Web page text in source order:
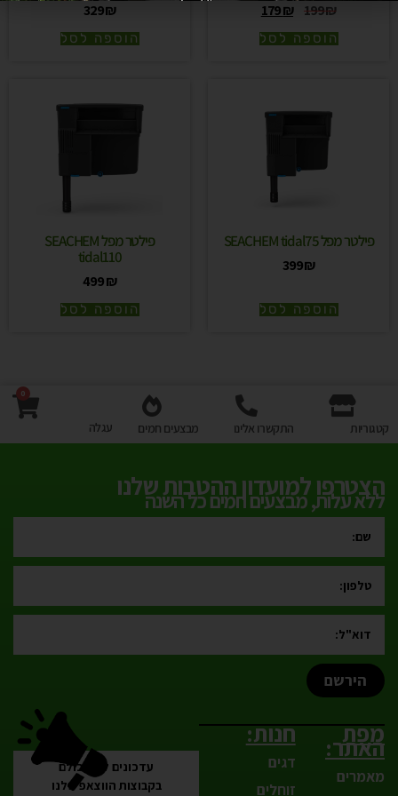
199₪
179₪
הוספה לסל
329₪
הוספה לסל
פילטר מפל SEACHEM tidal75
399₪
הוספה לסל
פילטר מפל SEACHEM
tidal110
499₪
הוספה לסל
קטגוריות התקשרו אלינו מבצעים חמים
0
עגלה
הצטרפו למועדון ההטבות שלנו
ללא עלות, מבצעים חמים כל השנה
הירשם
מפת
האתר:
מאמרים
חנות:
דגים
זוחלים
עדכונים לפני כולם
בקבוצות הווצאפ שלנו